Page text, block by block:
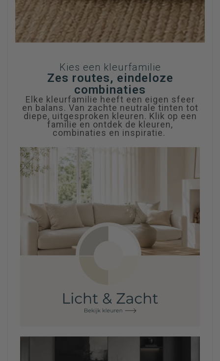
Kies een kleurfamilie
Zes routes, eindeloze
combinaties
Elke kleurfamilie heeft een eigen sfeer
en balans. Van zachte neutrale tinten tot
diepe, uitgesproken kleuren. Klik op een
familie en ontdek de kleuren,
combinaties en inspiratie.